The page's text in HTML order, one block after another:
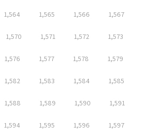
1,564 1,565 1,566 1,567
1,570 1,571 1,572 1,573
1,576 1,577 1,578 1,579
1,582 1,583 1,584 1,585
1,588 1,589 1,590 1,591
1,594 1,595 1,596 1,597